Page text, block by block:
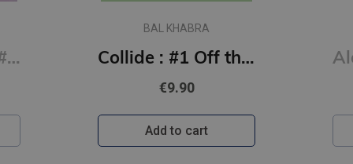
Say You Swear: #1 Boys of Avix series : The smash-hit TikTok sensation
BAL KHABRA
Collide : #1 Off the Ice series
€9.90
Add to cart